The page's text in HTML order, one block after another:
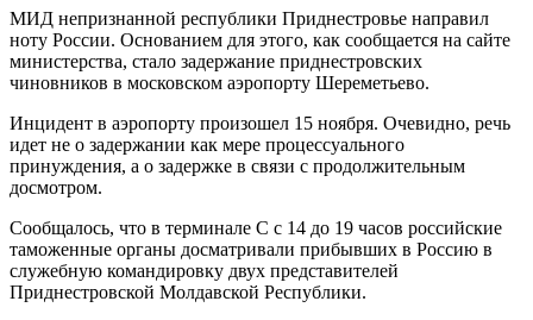
МИД непризнанной республики Приднестровье направил
ноту России. Основанием для этого, как сообщается на сайте
министерства, стало задержание приднестровских
чиновников в московском аэропорту Шереметьево.
Инцидент в аэропорту произошел 15 ноября. Очевидно, речь
идет не о задержании как мере процессуального
принуждения, а о задержке в связи с продолжительным
досмотром.
Сообщалось, что в терминале С с 14 до 19 часов российские
таможенные органы досматривали прибывших в Россию в
служебную командировку двух представителей
Приднестровской Молдавской Республики.